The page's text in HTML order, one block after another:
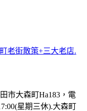
老街散策+三大老店.
市大森町Ha183，電
星期三休).大森町